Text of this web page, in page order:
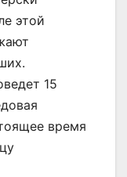
этой
15
время